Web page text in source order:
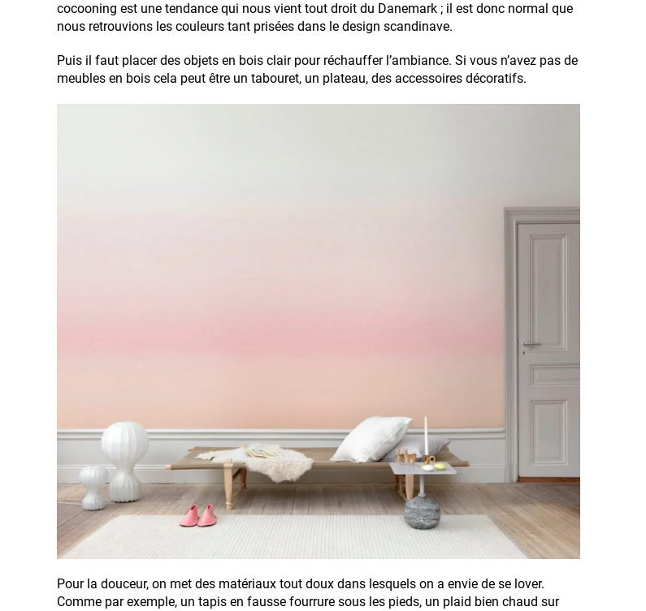
cocooning est une tendance qui nous vient tout droit du Danemark ; il est donc normal que
nous retrouvions les couleurs tant prisées dans le design scandinave.
Puis il faut placer des objets en bois clair pour réchauffer l’ambiance. Si vous n’avez pas de
meubles en bois cela peut être un tabouret, un plateau, des accessoires décoratifs.
Pour la douceur, on met des matériaux tout doux dans lesquels on a envie de se lover.
Comme par exemple, un tapis en fausse fourrure sous les pieds, un plaid bien chaud sur